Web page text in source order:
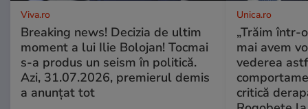
Viva.ro
Breaking news! Decizia de ultim
moment a lui Ilie Bolojan! Tocmai
s-a produs un seism în politică.
Azi, 31.07.2026, premierul demis
a anunțat tot
Unica.ro
„Trăim într-
mai avem
vederea
critică